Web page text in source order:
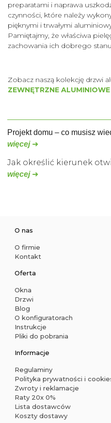
preparatami i naprawa
czynności, które należy
pięknymi i trwałymi
Pamiętajmy, że właściwa
zachowania ich dobrego
Zobacz naszą kolekcję drzwi
ZEWNĘTRZNE ALUMINIOWE
Projekt domu – co musisz
więcej ➜
Jak określić kierunek
więcej ➜
O nas
O firmie
Kontakt
Oferta
Okna
Drzwi
Blog
O konfiguratorach
Instrukcje
Pliki do pobrania
Informacje
Regulaminy
Polityka prywatności i
Zwroty i reklamacje
Raty 20x 0%
Lista dostawców
Koszty dostawy